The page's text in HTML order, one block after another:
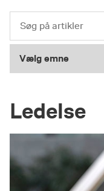
Vælg emne
Ledelse